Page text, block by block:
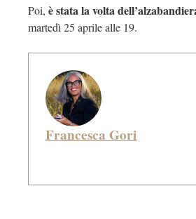
Poi, è stata la volta
martedì 25 aprile alle 19.
Francesca Gori